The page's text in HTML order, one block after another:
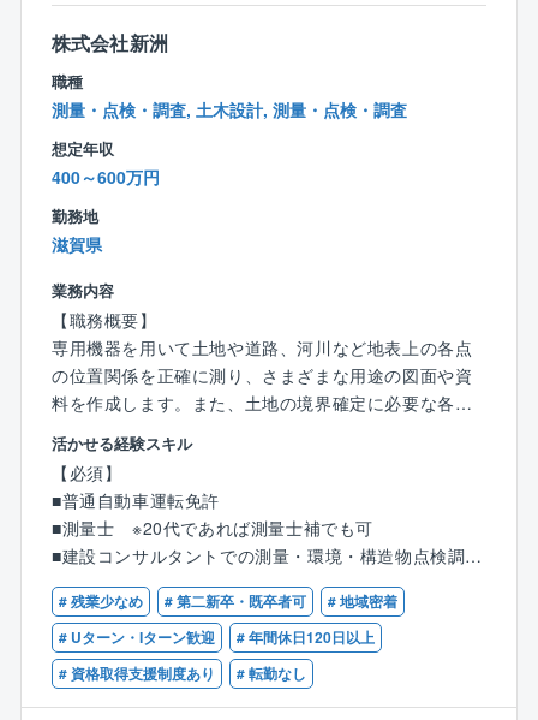
力・適性・経験に応じて、上流工程から現場まで幅広
い業務に携わる機会があります。
設計力と施工マネジメント力の双方を磨きながら、技
・裁量を持ってプロジェクトを推進設備更新や改造計
画の立案段階から参画する機会も多く、自ら考え、提
案し、形にしていくやりがいを感じられます。
です。
「お客様の満足度」と「後工程担当の業務が円滑に流
れるかどうか」は、設計担当の力によるところが大き
く、いわば家づくりの「要」のポジションです。
同社の設計担当は、設計業務に限定するだけでなく施
工現場/完成現場を見に行く機会も多く、家づくり全般
に目を配ります。
その為、お客様がとても身近に感じられます。
に家を造り上げるやりがいを感じてください。
【特徴】
■CADやパースはグループ内のCADセンターへ、申請
業務は外部協力業者へ委託するフローを確立。
■「お客様よりお客様の家づくりに熱心であろう」とい
う理念に共感できる方を求めております。
同社の設計はお客様と顔を合わせる機会が多い為、自
ずと理念を実現に結びつけられる環境です。
お客様が「こんな暮らしがしたい」とイメージされて
いる空間を、自分のアイデアや工夫を盛り込んでカタ
チにできた時、お客様から喜びをダイレクトに感じる
ことができます。
■業界最高水準の高気密住宅のため、顧客希望の間取り
株式会社新洲
職種
測量・点検・調査, 土木設計, 測量・点検・調査
想定年収
400～600万円
勤務地
滋賀県
業務内容
【職務概要】
専用機器を用いて土地や道路、河川など地表上の各点
の位置関係を正確に測り、さまざまな用途の図面や資
料を作成します。また、土地の境界確定に必要な各種
申請手続きを行います。技術の精度とスピードはもち
ろん、現場条件や顧客の要望に応じて臨機応変な対応
が求められる仕事です。
また、騒音・振動、水質、大気質などの生活環境項目
から動植物、地形地質、景観などの自然環境項目ま
で、さまざまな環境要素の調査と解析、保全対策の検
討を行い、報告書にまとめます。環境分野の専門知識
だけでなく、法律や行政手続き、住民対応など幅広い
知識と技術が求められる仕事です。
【具体的には】
活かせる経験スキル
【必須】
■普通自動車運転免許
■測量士 ※20代であれば測量士補でも可
■建設コンサルタントでの測量・環境・構造物点検調査
業務の実務経験
【歓迎】
■技術士補（建設部門）
■橋梁点検技術者
# 残業少なめ # 第二新卒・既卒者可
# 地域密着
# Uターン・Iターン歓迎
# 年間休日120日以上
# 資格取得支援制度あり
# 転勤なし